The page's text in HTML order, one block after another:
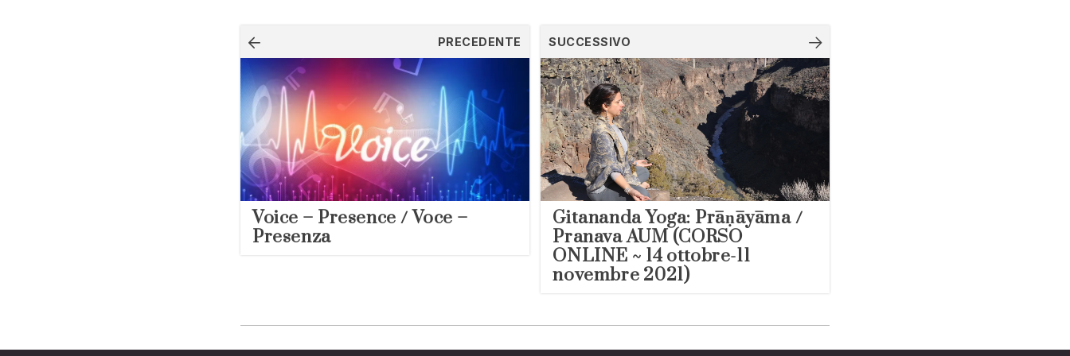
Navigazione
articoli
PRECEDENTE
Voice – Presence / Voce –
Presenza
SUCCESSIVO
Gitananda Yoga: Prāṇāyāma /
Pranava AUM (CORSO
ONLINE ~ 14 ottobre-11
novembre 2021)